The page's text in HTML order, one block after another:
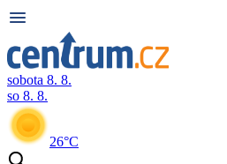
sobota 8. 8.
so 8. 8.
26°C